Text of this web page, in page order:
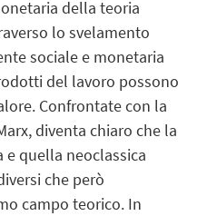
della teoria
lo svelamento
sociale e monetaria
del lavoro possono
Confrontate con la
diventa chiaro che la
e quella neoclassica
che però
campo teorico. In